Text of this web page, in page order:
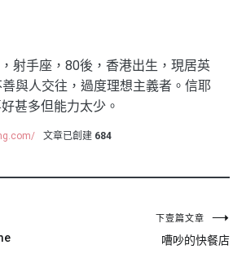
射手座，80後，香港出生，現居英
與人交往，過度理想主義者。信耶
甚多但能力太少。
文章已創建 684
下壹篇文章
嘈吵的快餐店